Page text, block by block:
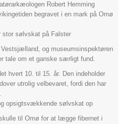
Robert Hemming
begravet i en mark på Omø
sølvskat på Falster
og museumsinspektøren
tale om et ganske særligt fund.
hvert 10. til 15. år. Den indeholder
utrolig velbevaret, fordi den har
opsigtsvækkende sølvskat op
til Omø for at lægge fibernet i